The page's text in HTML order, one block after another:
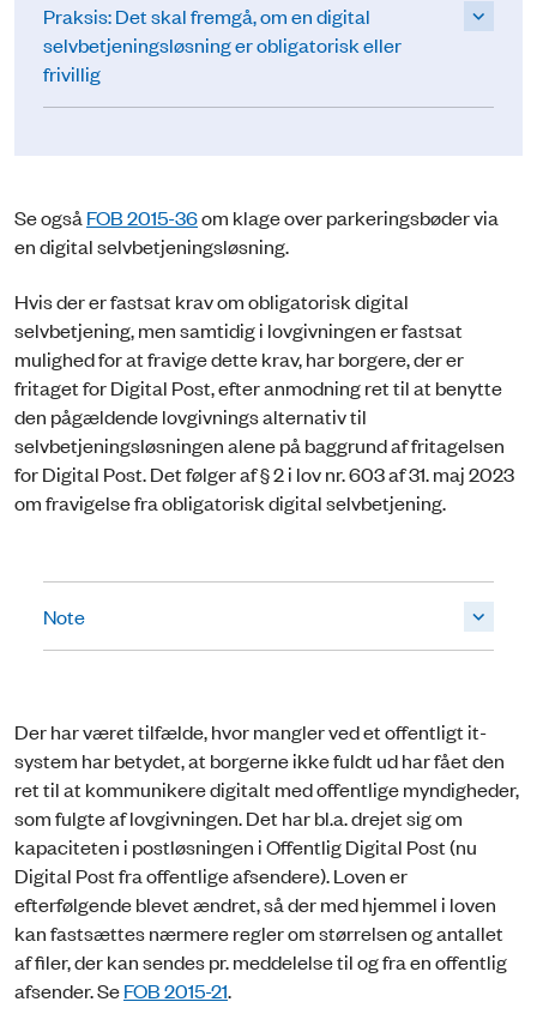
Praksis: Det skal fremgå, om en digital
selvbetjeningsløsning er obligatorisk eller
frivillig
Se også FOB 2015-36om klage over parkeringsbøder via
en digital selvbetjeningsløsning.
Hvis der er fastsat krav om obligatorisk digital
selvbetjening, men samtidig i lovgivningen er fastsat
mulighed for at fravige dette krav, har borgere, der er
fritaget for Digital Post, efter anmodning ret til at benytte
den pågældende lovgivnings alternativ til
selvbetjeningsløsningen alene på baggrund af fritagelsen
for Digital Post. Det følger af § 2 i lov nr. 603 af 31. maj 2023
om fravigelse fra obligatorisk digital selvbetjening.
Note
Der har været tilfælde, hvor mangler ved et offentligt it-
system har betydet, at borgerne ikke fuldt ud har fået den
ret til at kommunikere digitalt med offentlige myndigheder,
som fulgte af lovgivningen. Det har bl.a. drejet sig om
kapaciteten i postløsningen i Offentlig Digital Post (nu
Digital Post fra offentlige afsendere). Loven er
efterfølgende blevet ændret, så der med hjemmel i loven
kan fastsættes nærmere regler om størrelsen og antallet
af filer, der kan sendes pr. meddelelse til og fra en offentlig
afsender. SeFOB 2015-21.